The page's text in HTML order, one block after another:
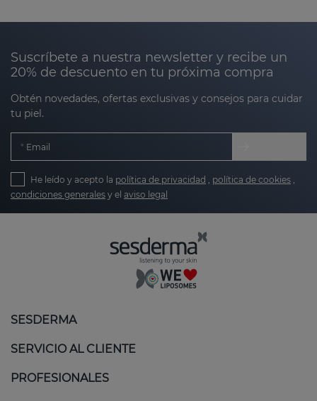
Suscríbete a nuestra newsletter y recibe un
20% de descuento en tu próxima compra
Obtén novedades, ofertas exclusivas y consejos para cuidar
tu piel.
Email
He leído y acepto la política de privacidad , política de cookies ,
condiciones generales y el aviso legal
SESDERMA
SERVICIO AL CLIENTE
PROFESIONALES